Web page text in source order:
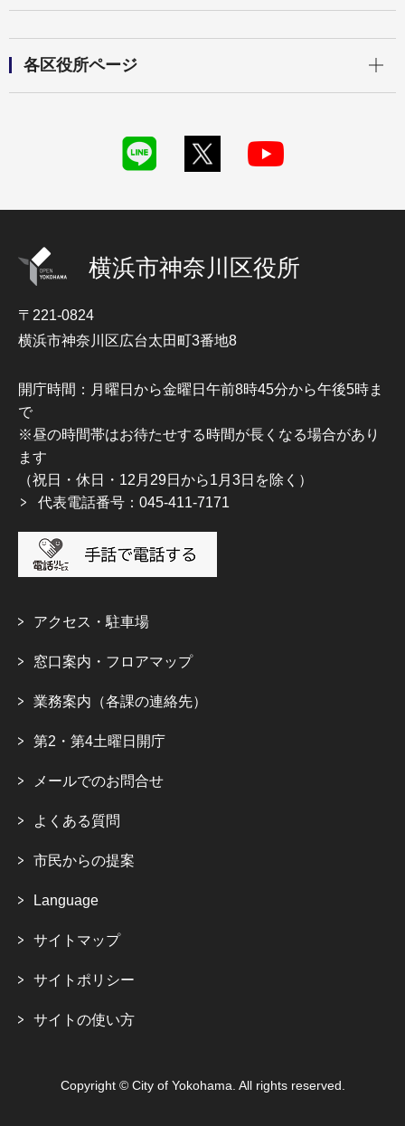
各区役所ページ
横浜市神奈川区役所
〒221-0824
横浜市神奈川区広台太田町3番地8
開庁時間：月曜日から金曜日午前8時45分から午後5時ま
で
※昼の時間帯はお待たせする時間が長くなる場合があり
ます
（祝日・休日・12月29日から1月3日を除く）
代表電話番号：045-411-7171
アクセス・駐車場
窓口案内・フロアマップ
業務案内（各課の連絡先）
第2・第4土曜日開庁
メールでのお問合せ
よくある質問
市民からの提案
Language
サイトマップ
サイトポリシー
サイトの使い方
Copyright © City of Yokohama. All rights reserved.